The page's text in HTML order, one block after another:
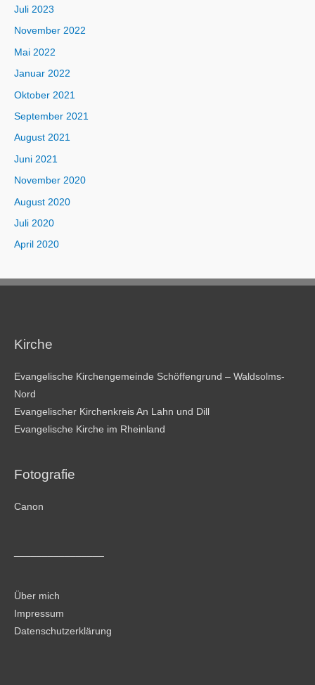
Juli 2023
November 2022
Mai 2022
Januar 2022
Oktober 2021
September 2021
August 2021
Juni 2021
November 2020
August 2020
Juli 2020
April 2020
Kirche
Evangelische Kirchengemeinde Schöffengrund – Waldsolms-
Nord
Evangelischer Kirchenkreis An Lahn und Dill
Evangelische Kirche im Rheinland
Fotografie
Canon
Über mich
Impressum
Datenschutzerklärung